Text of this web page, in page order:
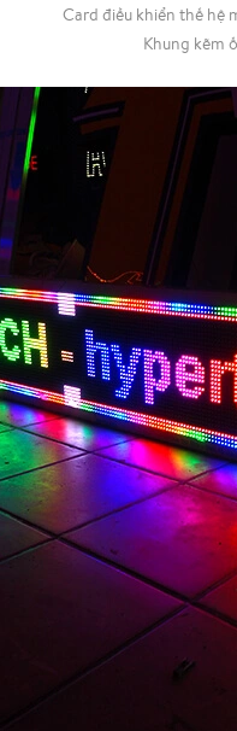
Card điều khiển thế hệ
Khung kẽm